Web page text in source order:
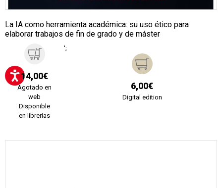
La IA como herramienta académica: su uso ético para
elaborar trabajos de fin de grado y de máster
14,00€
Agotado en
web
Disponible
en librerías
';
6,00€
Digital edition